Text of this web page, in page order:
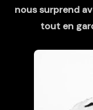
nous surprend
tout en